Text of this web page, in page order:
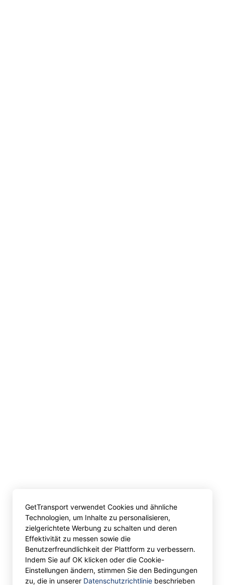
GetTransport verwendet Cookies und ähnliche
Technologien, um Inhalte zu personalisieren,
zielgerichtete Werbung zu schalten und deren
Effektivität zu messen sowie die
Benutzerfreundlichkeit der Plattform zu verbessern.
Indem Sie auf OK klicken oder die Cookie-
Einstellungen ändern, stimmen Sie den Bedingungen
zu, die in unserer Datenschutzrichtlinie beschrieben